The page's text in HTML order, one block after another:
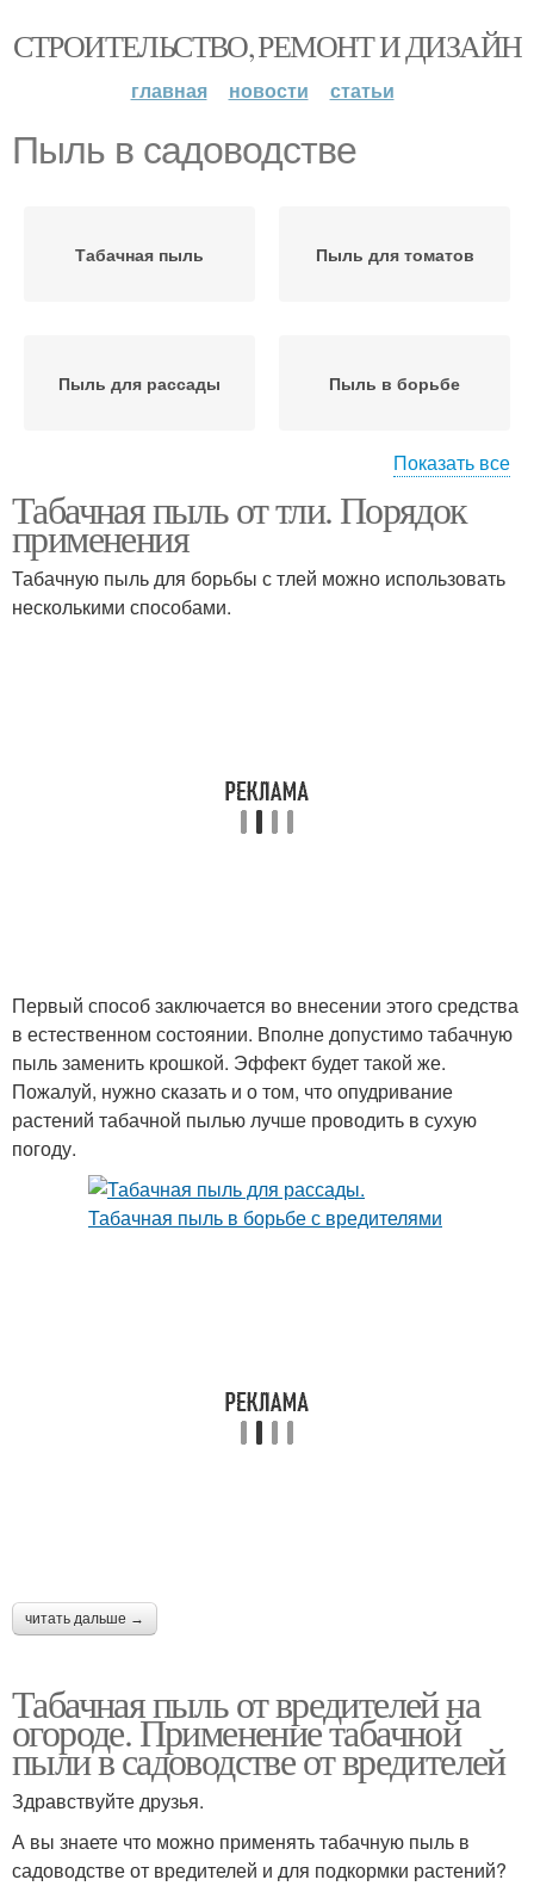
СТРОИТЕЛЬСТВО, РЕМОНТ И ДИЗАЙН
главная новости статьи
Пыль в садоводстве
Табачная пыль Пыль для томатов
Пыль для рассады Пыль в борьбе
Пыль для огурцов
Пыль от паутинного
клеща
Показать все
Табачная пыль от тли. Порядок
применения
Табачную пыль для борьбы с тлей можно использовать
несколькими способами.
Первый способ заключается во внесении этого средства
в естественном состоянии. Вполне допустимо табачную
пыль заменить крошкой. Эффект будет такой же.
Пожалуй, нужно сказать и о том, что опудривание
растений табачной пылью лучше проводить в сухую
погоду.
читать дальше →
Табачная пыль от вредителей на
огороде. Применение табачной
пыли в садоводстве от вредителей
Здравствуйте друзья.
А вы знаете что можно применять табачную пыль в
садоводстве от вредителей и для подкормки растений?